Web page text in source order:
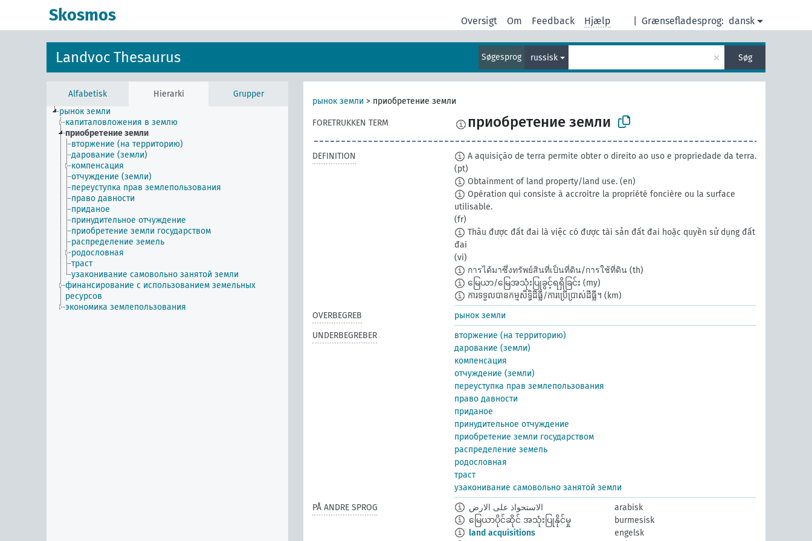
Skosmos Grænsefladesprog: dansk
Oversigt Om Feedback Hjælp
Landvoc Thesaurus Søgesprog russisk × Søg
Alfabetisk Hierarki
Grupper
рынок земли
капиталовложения в землю
приобретение земли
вторжение (на территорию)
дарование (земли)
компенсация
отчуждение (земли)
переуступка прав землепользования
право давности
приданое
принудительное отчуждение
приобретение земли государством
распределение земель
родословная
траст
узаконивание самовольно занятой земли
финансирование с использованием земельных
ресурсов
экономика землепользования
рынок земли > приобретение земли
FORETRUKKEN TERM приобретение земли
DEFINITION
A aquisição de terra permite obter o direito ao uso e propriedade da terra.
(pt)
Obtainment of land property/land use. (en)
Opération qui consiste à accroitre la propriété foncière ou la surface
utilisable.
(fr)
Thâu được đất đai là việc có được tài sản đất đai hoặc quyền sử dụng đất
đai
(vi)
การได้มาซึ่งทรัพย์สินที่เป็นที่ดิน/การใช้ที่ดิน (th)
မြေယာ/မြေအသုံးပြုခွင့်ရရှိခြင်း (my)
ការទទួលបានកម្មសិទ្ធិដីធ្លី/ការប្រើប្រាស់ដីធ្លី។ (km)
OVERBEGREB
рынок земли
UNDERBEGREBER
вторжение (на территорию)
дарование (земли)
компенсация
отчуждение (земли)
переуступка прав землепользования
право давности
приданое
принудительное отчуждение
приобретение земли государством
распределение земель
родословная
траст
узаконивание самовольно занятой земли
PÅ ANDRE SPROG
الاستحواذ على الارض
arabisk
မြေယာပိုင်ဆိုင် အသုံးပြုနိုင်မှု
burmesisk
land acquisitions
engelsk